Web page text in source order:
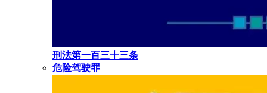
刑法第一百三十三条
危险驾驶罪